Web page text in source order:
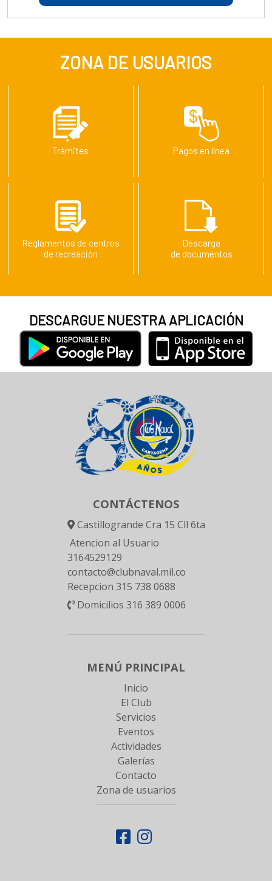
ZONA DE USUARIOS
Trámites Pagos en línea
Reglamentos de centros
de recreación
Descarga
de documentos
DESCARGUE NUESTRA APLICACIÓN
CONTÁCTENOS
Castillogrande Cra 15 Cll 6ta
Atencion al Usuario
3164529129
contacto@clubnaval.mil.co
Recepcion 315 738 0688
Domicilios 316 389 0006
MENÚ PRINCIPAL
Inicio
El Club
Servicios
Eventos
Actividades
Galerías
Contacto
Zona de usuarios